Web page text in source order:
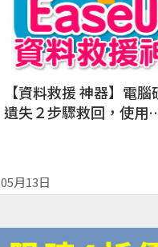
【資料救援 神器】電
遺失２步驟救回，使用
05月13日